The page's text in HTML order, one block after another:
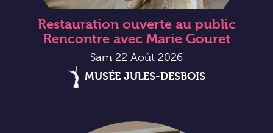
Restauration ouverte au public
Rencontre avec Marie Gouret
Sam 22 Août 2026
MUSÉE JULES-DESBOIS